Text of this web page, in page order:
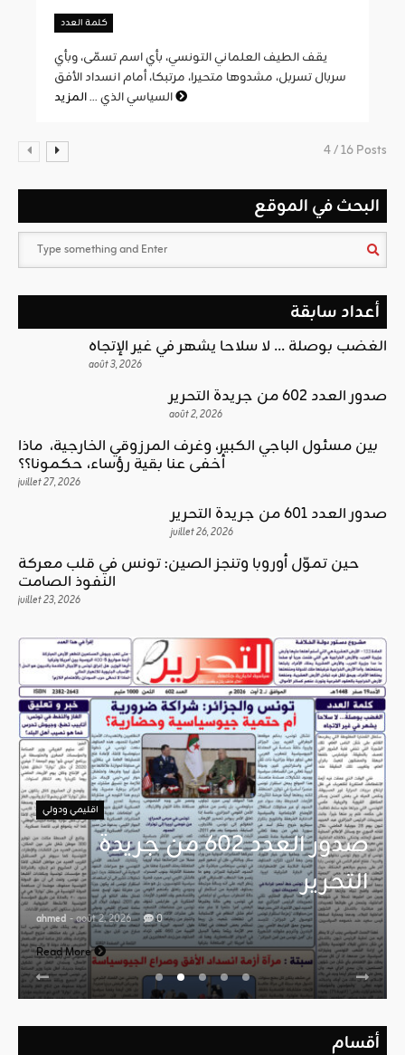
كلمة العدد
يقف الطيف العلماني التونسي، بأي اسم تسمّى، وبأي
سربال تسربل، مشدوها متحيرا، مرتبكا، أمام انسداد الأفق
السياسي الذي ...
4 / 16 Posts
البحث في الموقع
أعداد سابقة
الغضب بوصلة … لا سلاحا يشهر في غير الإتجاه
août 3, 2026
صدور العدد 602 من جريدة التحرير
août 2, 2026
بين مسئول الباجي الكبير، وغرف المرزوقي الخارجية، ماذا
أخفى عنا بقية رؤساء، حكمونا؟؟
juillet 27, 2026
صدور العدد 601 من جريدة التحرير
juillet 26, 2026
حين تموّل أوروبا وتنجز الصين: تونس في قلب معركة
النفوذ الصامت
juillet 23, 2026
اقليمي ودولي
صدور العدد 602 من جريدة
التحرير
ahmed - août 2, 2026 0
Read More
أقسام